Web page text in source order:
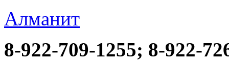
Алманит
8-922-709-1255; 8-922-